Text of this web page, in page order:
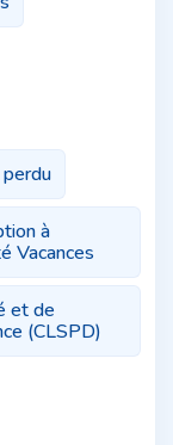
à
Vacances
et de
(CLSPD)